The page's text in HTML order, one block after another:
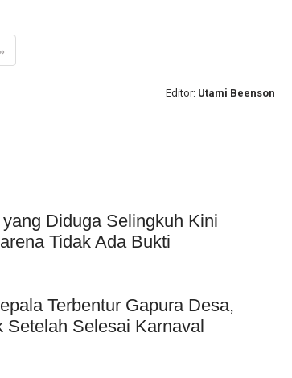
»
Editor: Utami Beenson
Diduga Selingkuh Kini
Tidak Ada Bukti
Terbentur Gapura Desa,
Setelah Selesai Karnaval